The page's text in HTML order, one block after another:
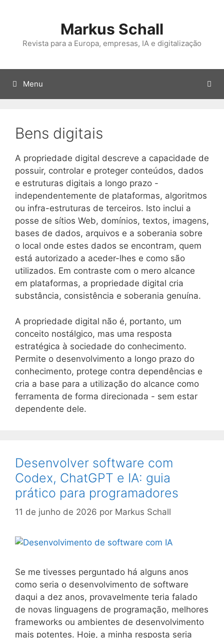
conteúdo
Markus Schall
Revista para a Europa, empresas, IA e digitalização
Menu
Bens digitais
A propriedade digital descreve a capacidade de
possuir, controlar e proteger conteúdos, dados
e estruturas digitais a longo prazo -
independentemente de plataformas, algoritmos
ou infra-estruturas de terceiros. Isto inclui a
posse de sítios Web, domínios, textos, imagens,
bases de dados, arquivos e a soberania sobre
o local onde estes dados se encontram, quem
está autorizado a aceder-lhes e como são
utilizados. Em contraste com o mero alcance
em plataformas, a propriedade digital cria
substância, consistência e soberania genuína.
A propriedade digital não é, portanto, um
conceito nostálgico, mas uma resposta
estratégica à sociedade do conhecimento.
Permite o desenvolvimento a longo prazo do
conhecimento, protege contra dependências e
cria a base para a utilização do alcance como
ferramenta de forma direcionada - sem estar
dependente dele.
Desenvolver software com
Codex, ChatGPT e IA: guia
prático para programadores
11 de junho de 2026 por Markus Schall
Se me tivesses perguntado há alguns anos
como seria o desenvolvimento de software
daqui a dez anos, provavelmente teria falado
de novas linguagens de programação, melhores
frameworks ou ambientes de desenvolvimento
mais potentes. Hoje, a minha resposta seria